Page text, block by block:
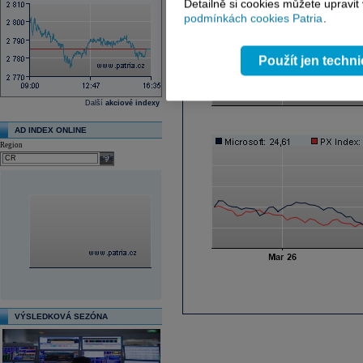
Další akciové indexy
AD INDEX ONLINE
Region
select
VÝSLEDKOVÁ SEZÓNA
Detailně si cookies můžete
podmínkách cookies Patria.
Použít jen